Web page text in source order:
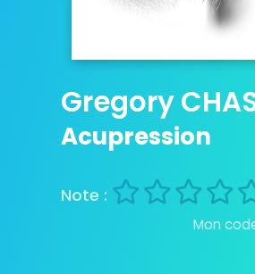
Gregory
Acupression
Mon